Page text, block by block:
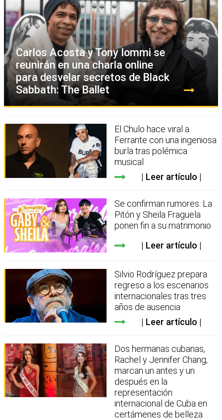
Carlos Acosta y Tony Iommi se
reunirán en una charla online
para desvelar secretos de Black
Sabbath: The Ballet
El Chulo hace viral a
Ferrante con una ingeniosa
burla tras polémica
musical
Leer artículo
Se confirman rumores: La
Pitón y Sheila Fraguela
ponen fin a su matrimonio
Leer artículo
Silvio Rodríguez prepara
regreso a los escenarios
internacionales tras tres
años de ausencia
Leer artículo
Dos hermanas cubanas,
Rachel y Jennifer Chang,
marcan un antes y un
después en la
representación
internacional de Cuba en
certámenes de belleza